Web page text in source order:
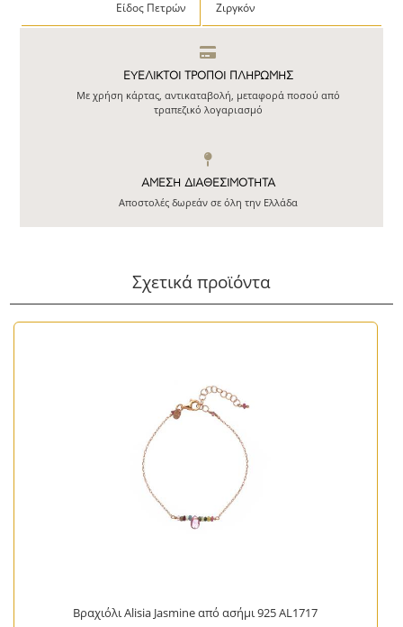
Είδος Πετρών Ζιργκόν
ΕΥΕΛΙΚΤΟΙ ΤΡΟΠΟΙ ΠΛΗΡΩΜΗΣ
Με χρήση κάρτας, αντικαταβολή, μεταφορά ποσού από
τραπεζικό λογαριασμό
ΆΜΕΣΗ ΔΙΑΘΕΣΙΜΌΤΗΤΑ
Αποστολές δωρεάν σε όλη την Ελλάδα
Σχετικά προϊόντα
Βραχιόλι Alisia Jasmine από ασήμι 925 AL1717